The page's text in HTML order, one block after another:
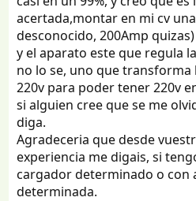
acertada,montar en mi cv
desconocido, 200Amp
y el aparato este que regula
no lo se, uno que transforma
220v para poder tener 220v
si alguien cree que se me
diga.
Agradeceria que desde
experiencia me digais, si
cargador determinado o con
determinada.